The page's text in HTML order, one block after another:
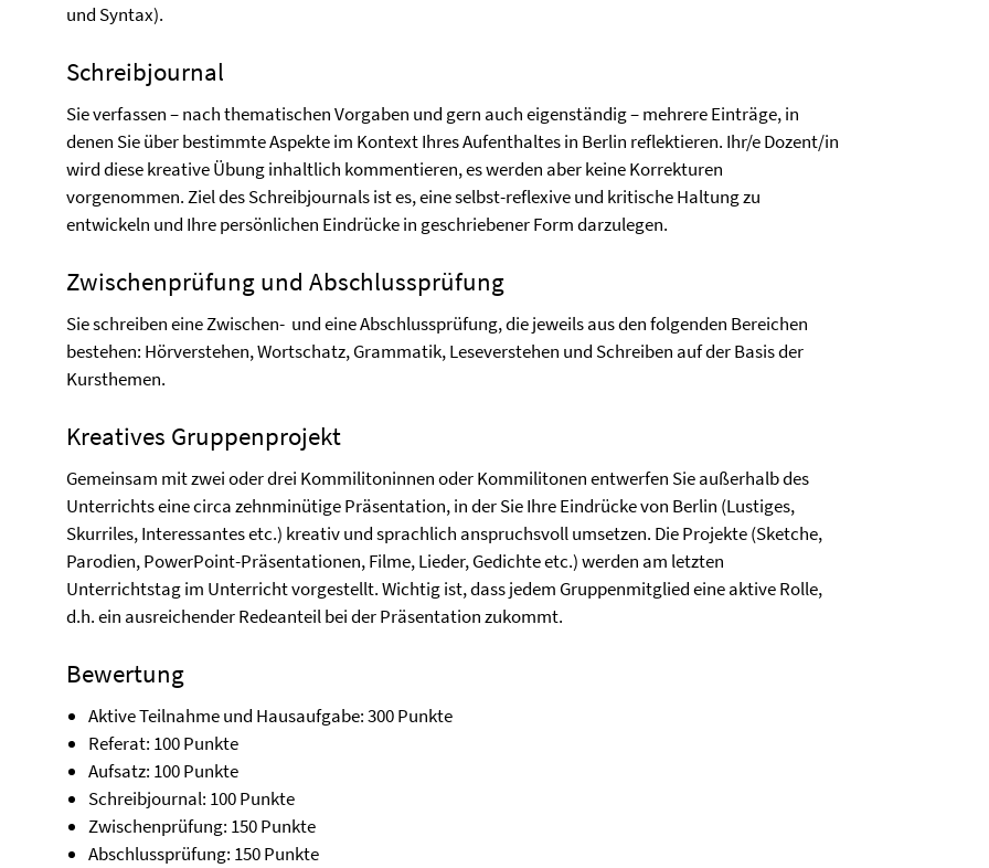
und Syntax).
Schreibjournal
Sie verfassen – nach thematischen Vorgaben und gern auch eigenständig – mehrere Einträge, in
denen Sie über bestimmte Aspekte im Kontext Ihres Aufenthaltes in Berlin reflektieren. Ihr/e Dozent/in
wird diese kreative Übung inhaltlich kommentieren, es werden aber keine Korrekturen
vorgenommen. Ziel des Schreibjournals ist es, eine selbst-reflexive und kritische Haltung zu
entwickeln und Ihre persönlichen Eindrücke in geschriebener Form darzulegen.
Zwischenprüfung und Abschlussprüfung
Sie schreiben eine Zwischen- und eine Abschlussprüfung, die jeweils aus den folgenden Bereichen
bestehen: Hörverstehen, Wortschatz, Grammatik, Leseverstehen und Schreiben auf der Basis der
Kursthemen.
Kreatives Gruppenprojekt
Gemeinsam mit zwei oder drei Kommilitoninnen oder Kommilitonen entwerfen Sie außerhalb des
Unterrichts eine circa zehnminütige Präsentation, in der Sie Ihre Eindrücke von Berlin (Lustiges,
Skurriles, Interessantes etc.) kreativ und sprachlich anspruchsvoll umsetzen. Die Projekte (Sketche,
Parodien, PowerPoint-Präsentationen, Filme, Lieder, Gedichte etc.) werden am letzten
Unterrichtstag im Unterricht vorgestellt. Wichtig ist, dass jedem Gruppenmitglied eine aktive Rolle,
d.h. ein ausreichender Redeanteil bei der Präsentation zukommt.
Bewertung
Aktive Teilnahme und Hausaufgabe: 300 Punkte
Referat: 100 Punkte
Aufsatz: 100 Punkte
Schreibjournal: 100 Punkte
Zwischenprüfung: 150 Punkte
Abschlussprüfung: 150 Punkte